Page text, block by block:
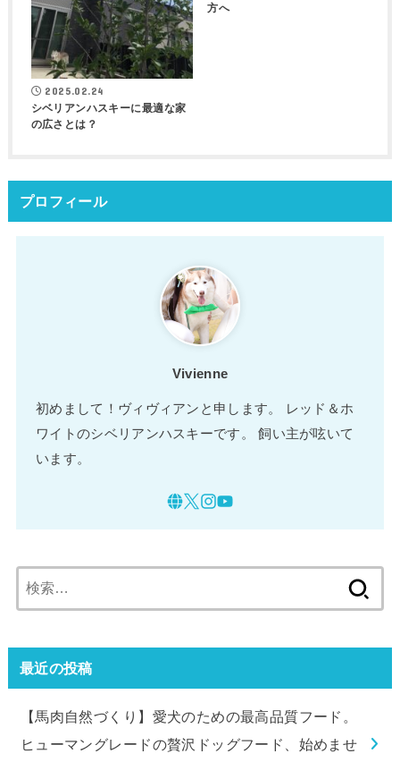
2025.02.24
シベリアンハスキーに最適な家
の広さとは？
方へ
プロフィール
Vivienne
初めまして！ヴィヴィアンと申します。 レッド＆ホ
ワイトのシベリアンハスキーです。 飼い主が呟いて
います。
索:
最近の投稿
【馬肉自然づくり】愛犬のための最高品質フード。
ヒューマングレードの贅沢ドッグフード、始めませ